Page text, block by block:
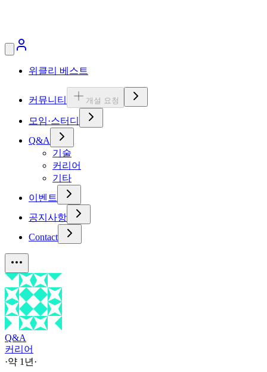
위클리 베스트
커뮤니티 개설 요청
모임·스터디
Q&A
기술
커리어
기타
이벤트
공지사항
Contact
Q&A
커리어
·약 1년 ·